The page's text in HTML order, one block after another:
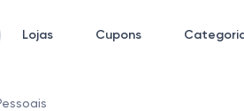
Lojas Cupons